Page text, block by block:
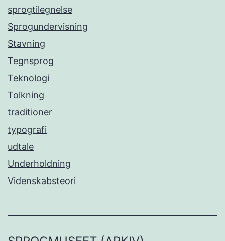
sprogtilegnelse
Sprogundervisning
Stavning
Tegnsprog
Teknologi
Tolkning
traditioner
typografi
udtale
Underholdning
Videnskabsteori